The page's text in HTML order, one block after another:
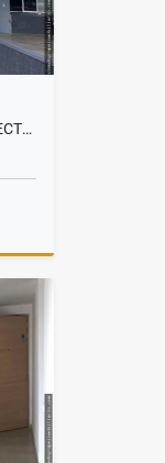
CASA EN VENTA EN ENVIGADO, SECTOR LAS ANTILLAS